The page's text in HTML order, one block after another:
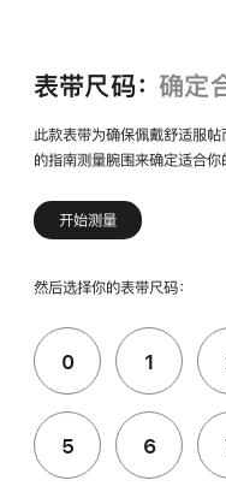
表带尺码： 确定
此款表带为确保佩戴舒适服帖
的指南测量腕围来确定适合你
开始测量
然后选择你的表带尺码：
0 1
5 6